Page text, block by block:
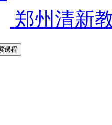
郑州清新